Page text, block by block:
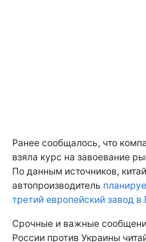
Ранее сообщалось, что
взяла курс на завоевание
По данным источников,
автопроизводитель
третий европейский завод в
Срочные и важные
России против Украины